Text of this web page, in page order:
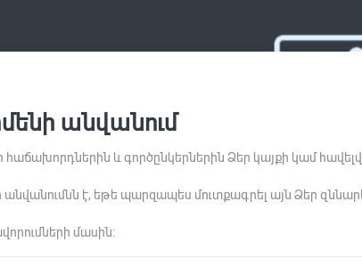
անվանում
հաճախորդներին և գործընկերներին Ձեր կայքի կամ
է, եթե պարզապես մուտքագրել այն Ձեր
մասին: